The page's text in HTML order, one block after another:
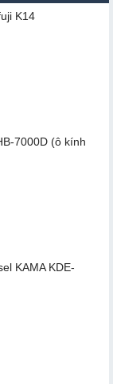
K14
7000D (ô kính
KAMA KDE-